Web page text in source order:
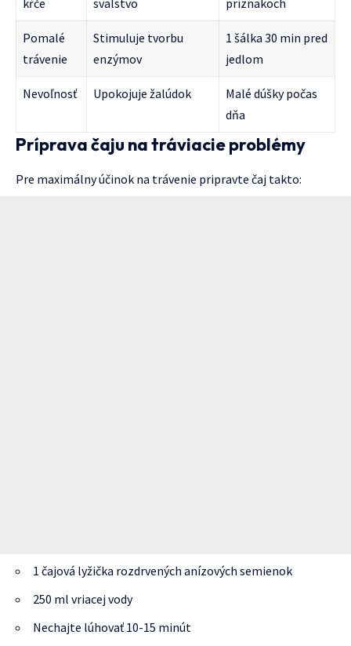
Pomalé
trávenie
Stimuluje tvorbu
enzýmov
1 šálka 30 min pred
jedlom
Nevoľnosť Upokojuje žalúdok
Malé dúšky počas
dňa
Príprava čaju na tráviacie problémy
Pre maximálny účinok na trávenie pripravte čaj takto:
1 čajová lyžička rozdrvených anízových semienok
250 ml vriacej vody
Nechajte lúhovať 10-15 minút